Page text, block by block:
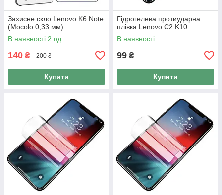
Захисне скло Lenovo K6 Note
(Mocolo 0,33 мм)
В наявності 2 од.
140 ₴ 200 ₴
Купити
Гідрогелева протиударна
плівка Lenovo C2 K10
В наявності
99 ₴
Купити